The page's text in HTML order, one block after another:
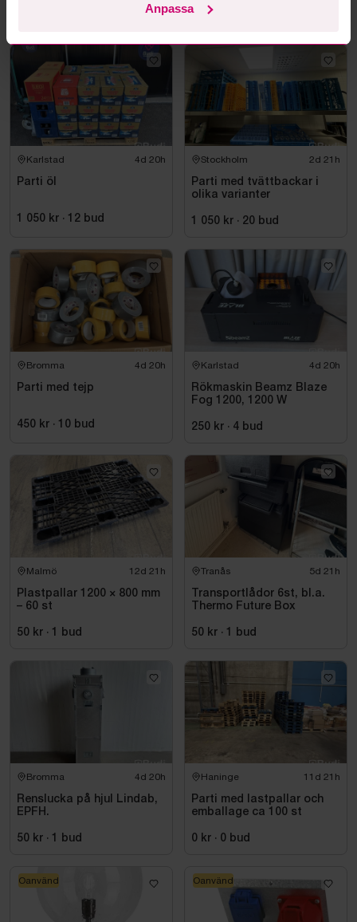
Anpassa
1 050 kr
Karlstad 4d 20h
Parti öl
1 050 kr · 12 bud
Stockholm 2d 21h
Parti med tvättbackar i
olika varianter
1 050 kr · 20 bud
Bromma 4d 20h
Parti med tejp
450 kr · 10 bud
Karlstad 4d 20h
Rökmaskin Beamz Blaze
Fog 1200, 1200 W
250 kr · 4 bud
Malmö 12d 21h
Plastpallar 1200 × 800 mm
– 60 st
50 kr · bud
Tranås 5d 21h
Transportlådor 6st, bl.a.
Thermo Future Box
50 kr · bud
Bromma 4d 20h
Renslucka på hjul Lindab,
EPFH.
50 kr · bud
Haninge 11d 21h
Parti med lastpallar och
emballage ca 100 st
0 kr · 0 bud
Oanvänd Oanvänd